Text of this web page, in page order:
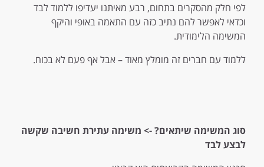
לפי חלק מהסקרים בתחום, רבע מאיתנו יעדיפו ללמוד לבד
וכדאי לאפשר להם נתיב כזה עם התאמה באופי והיקף
המשימה הלימודית.
ללמוד עם חברים זה מומלץ מאוד – אבל אף פעם לא בכוח.
סוג המשימה שיתאים?-> משימה עתירת חשיבה שקשה
לבצע לבד